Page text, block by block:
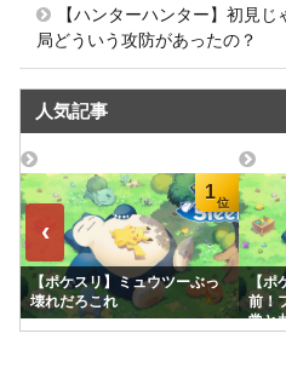
【ハンターハンター】初見
局どういう攻防があったの？
人気記事
‹
1
【ポケスリ】ミュウツーぶっ
壊れだろこれ
【ポ
前！
常と